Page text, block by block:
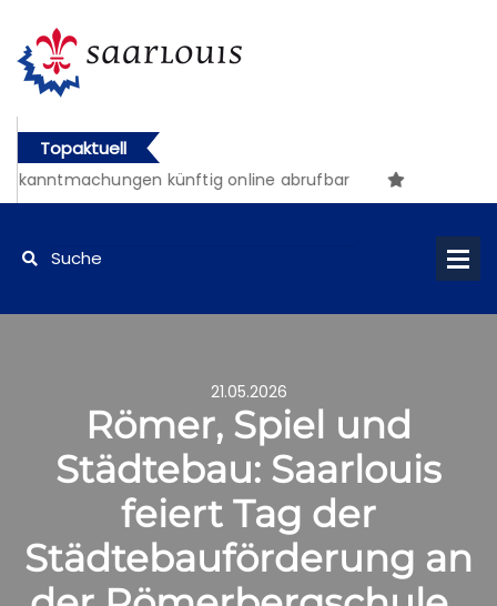
Topaktuell
künftig online abrufbar
21.05.2026
Römer, Spiel und
Städtebau: Saarlouis
feiert Tag der
Städtebauförderung an